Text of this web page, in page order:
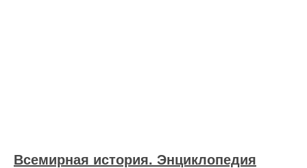
Всемирная история. Энциклопедия